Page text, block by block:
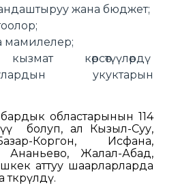
жана бюджет;
мамилелер;
кѳрсѳтүүлѳрдү
укуктарын
бардык областарынын 114
болуп, ал Кызыл-Суу,
Коргон, Исфана,
Ананьево, Жалал-Абад,
аттуу шаарларларда